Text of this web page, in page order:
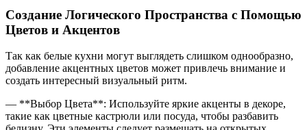
Создание Логического Пространства с Помощью
Цветов и Акцентов
Так как белые кухни могут выглядеть слишком однообразно,
добавление акцентных цветов может привлечь внимание и
создать интересный визуальный ритм.
— **Выбор Цвета**: Используйте яркие акценты в декоре,
такие как цветные кастрюли или посуда, чтобы разбавить